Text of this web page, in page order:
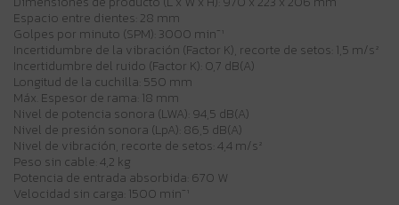
Espacio entre dientes: 28 mm
Golpes por minuto (SPM): 3000 min⁻¹
Incertidumbre de la vibración (Factor K), recorte de setos: 1,5 m/s²
Incertidumbre del ruido (Factor K): 0,7 dB(A)
Longitud de la cuchilla: 550 mm
Máx. Espesor de rama: 18 mm
Nivel de potencia sonora (LWA): 94,5 dB(A)
Nivel de presión sonora (LpA): 86,5 dB(A)
Nivel de vibración, recorte de setos: 4,4 m/s²
Peso sin cable: 4,2 kg
Potencia de entrada absorbida: 670 W
Velocidad sin carga: 1500 min⁻¹